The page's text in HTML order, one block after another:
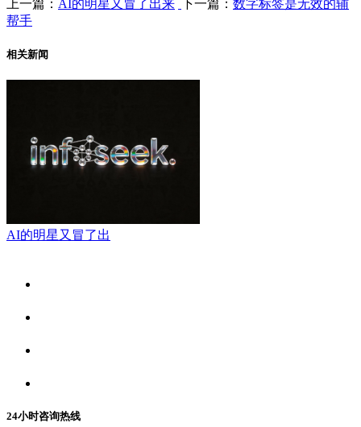
上一篇： AI的明星又冒了出来 下一篇： 数字标签是无效的辅
帮手
相关新闻
AI的明星又冒了出
24小时咨询热线